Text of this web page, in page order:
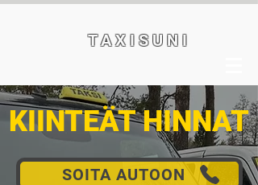
T A X I S U N I
KIINTEÄT HINNAT
SOITA AUTOON